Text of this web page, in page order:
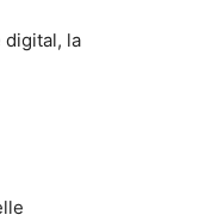
digital, la